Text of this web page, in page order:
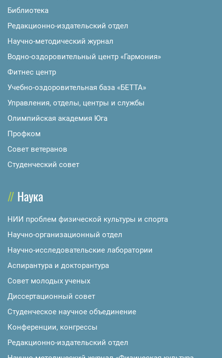
Библиотека
Редакционно-издательский отдел
Научно-методический журнал
Водно-оздоровительный центр «Гармония»
Фитнес центр
Учебно-оздоровительная база «БЕТТА»
Управления, отделы, центры и службы
Олимпийская академия Юга
Профком
Совет ветеранов
Студенческий совет
Наука
НИИ проблем физической культуры и спорта
Научно-организационный отдел
Научно-исследовательские лаборатории
Аспирантура и докторантура
Совет молодых ученых
Диссертационный совет
Студенческое научное объединение
Конференции, конгрессы
Редакционно-издательский отдел